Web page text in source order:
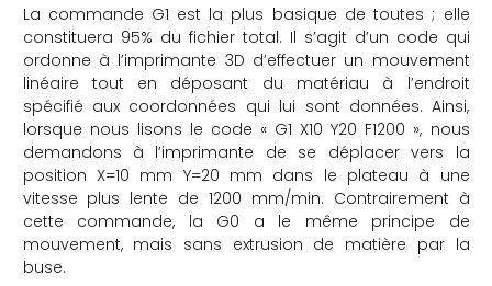
La commande G1 est la plus basique de toutes ; elle
constituera 95% du fichier total. Il s’agit d’un code qui
ordonne à l’imprimante 3D d’effectuer un mouvement
linéaire tout en déposant du matériau à l’endroit
spécifié aux coordonnées qui lui sont données. Ainsi,
lorsque nous lisons le code « G1 X10 Y20 F1200 », nous
demandons à l’imprimante de se déplacer vers la
position X=10 mm Y=20 mm dans le plateau à une
vitesse plus lente de 1200 mm/min. Contrairement à
cette commande, la G0 a le même principe de
mouvement, mais sans extrusion de matière par la
buse.